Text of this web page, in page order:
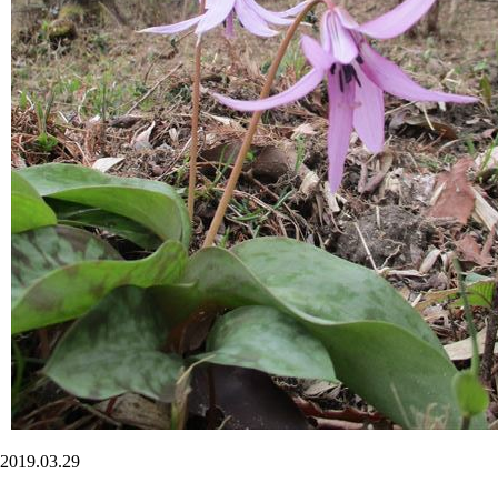
2019.03.29